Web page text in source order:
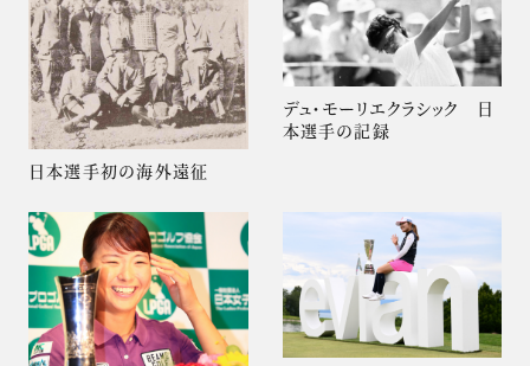
日本選手初の海外遠征
デュ・モーリエクラシック 日
本選手の記録